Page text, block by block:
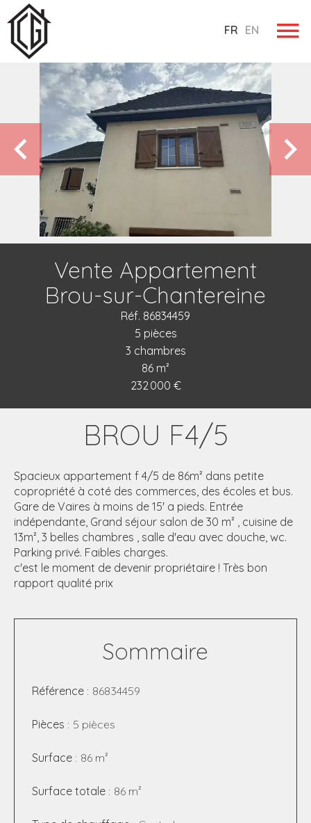
FR EN
Vente Appartement
Brou-sur-Chantereine
Réf. 86834459
5 pièces
3 chambres
86 m²
232 000 €
BROU F4/5
Spacieux appartement f 4/5 de 86m² dans petite
copropriété à coté des commerces, des écoles et bus.
Gare de Vaires à moins de 15' a pieds. Entrée
indépendante, Grand séjour salon de 30 m² , cuisine de
13m², 3 belles chambres , salle d'eau avec douche, wc.
Parking privé. Faibles charges.
c'est le moment de devenir propriétaire ! Très bon
rapport qualité prix
Sommaire
Référence 86834459
Pièces 5 pièces
Surface 86 m²
Surface totale 86 m²